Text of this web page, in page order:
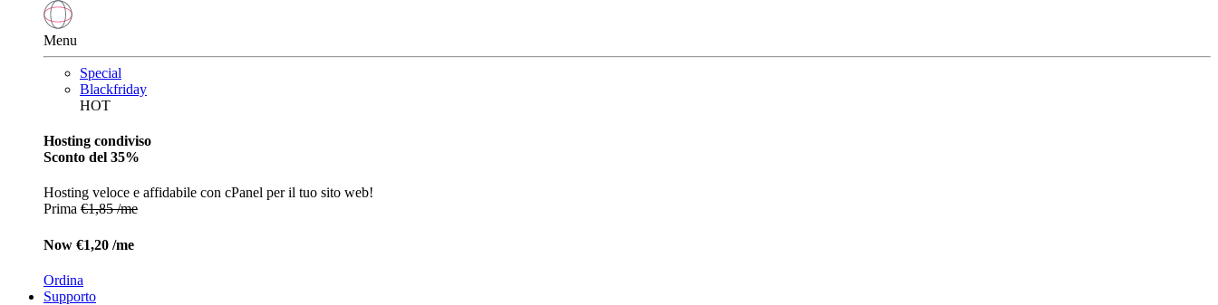
Menu
Special
Blackfriday
HOT
Hosting condiviso
Sconto del 35%
Hosting veloce e affidabile con cPanel per il tuo sito web!
Prima €1,85 /me
Now €1,20 /me
Ordina
Supporto